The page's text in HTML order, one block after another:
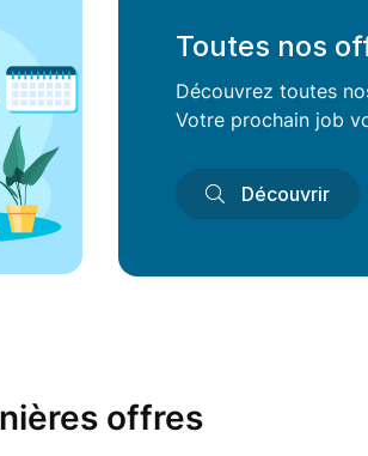
Toutes nos
Découvrez toutes
Votre prochain job
Découvrir
offres